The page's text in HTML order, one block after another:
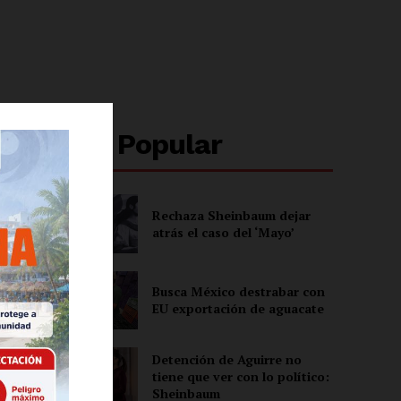
Lo + Popular
Rechaza Sheinbaum dejar
atrás el caso del ‘Mayo’
Busca México destrabar con
EU exportación de aguacate
Detención de Aguirre no
tiene que ver con lo político:
Sheinbaum